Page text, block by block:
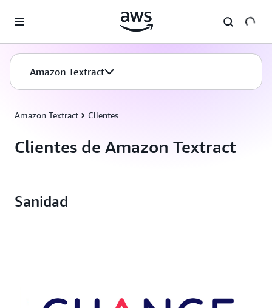
Amazon Textract
Amazon Textract Clientes
Clientes de Amazon Textract
Sanidad